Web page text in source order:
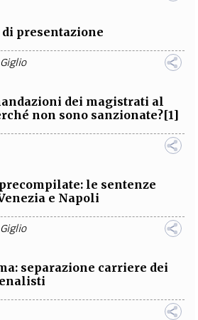
presentazione
dei magistrati al
non sono sanzionate?[1]
le sentenze
e Napoli
separazione carriere dei